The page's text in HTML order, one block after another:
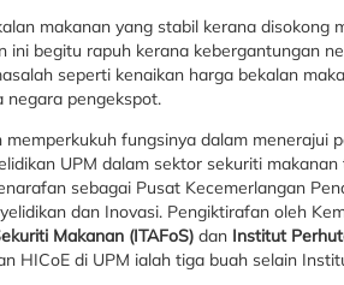
makanan yang stabil kerana disokong
ini begitu rapuh kerana kebergantungan
seperti kenaikan harga bekalan
negara pengekspot.
fungsinya dalam menerajui
UPM dalam sektor sekuriti
sebagai Pusat Kecemerlangan
dan Inovasi. Pengiktirafan oleh
Makanan (ITAFoS) dan Institut
HICoE di UPM ialah tiga buah selain